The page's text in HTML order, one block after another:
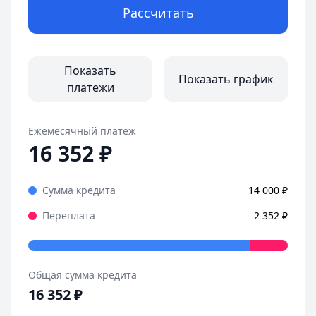
Оформила займ в MoneyMan за пару минут, все
Страницы отзывов:
Рассчитать
Показать
платежи
Показать график
Ежемесячный платеж
16 352₽
Сумма кредита 14 000 ₽
Переплата
2 352 ₽
Общая сумма кредита
16 352₽